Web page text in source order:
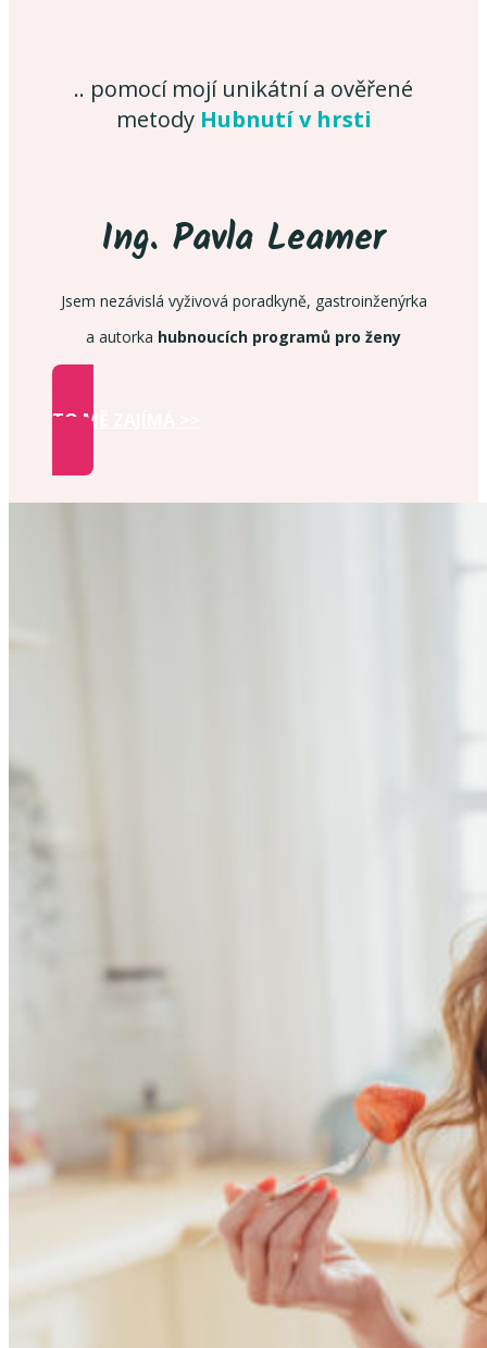
.. pomocí mojí unikátní a ověřené
metody Hubnutí v hrsti
Ing. Pavla Leamer
Jsem nezávislá vyživová poradkyně, gastroinženýrka
a autorka hubnoucích programů pro ženy
TO MĚ ZAJÍMÁ >>